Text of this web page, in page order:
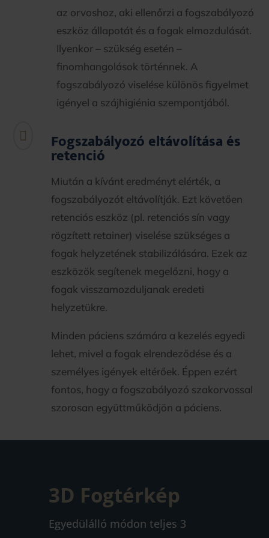
az orvoshoz, aki ellenőrzi a fogszabályozó
eszköz állapotát és a fogak elmozdulását.
Ilyenkor – szükség esetén –
finomhangolások történnek. A
fogszabályozó viselése különös figyelmet
igényel a szájhigiénia szempontjából.
 Fogszabályozó eltávolítása és
retenció
Miután a kívánt eredményt elérték, a
fogszabályozót eltávolítják. Ezt követően
retenciós eszköz (pl. retenciós sín vagy
rögzített retainer) viselése szükséges a
fogak helyzetének stabilizálására. Ezek az
eszközök segítenek megelőzni, hogy a
fogak visszamozduljanak eredeti
helyzetükre.
Minden páciens számára a kezelés egyedi
lehet, mivel a fogak elrendeződése és a
személyes igények eltérőek. Éppen ezért
fontos, hogy a fogszabályozó szakorvossal
szorosan együttműködjön a páciens.
3D Fogtérkép
Egyedülálló módon teljes 3